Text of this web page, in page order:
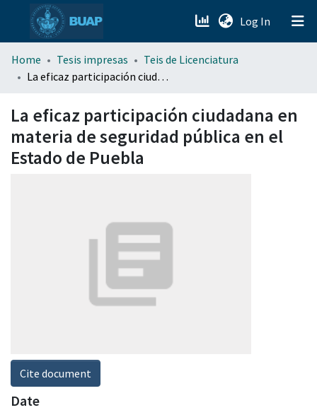
Log In (current)
menu.section.about_menu
Home Tesis impresas
Teis de Licenciatura
La eficaz participación ciudadana en materia de seguridad pública en el Estado de Puebla
La eficaz participación ciudadana en
materia de seguridad pública en el
Estado de Puebla
Cite document
Date